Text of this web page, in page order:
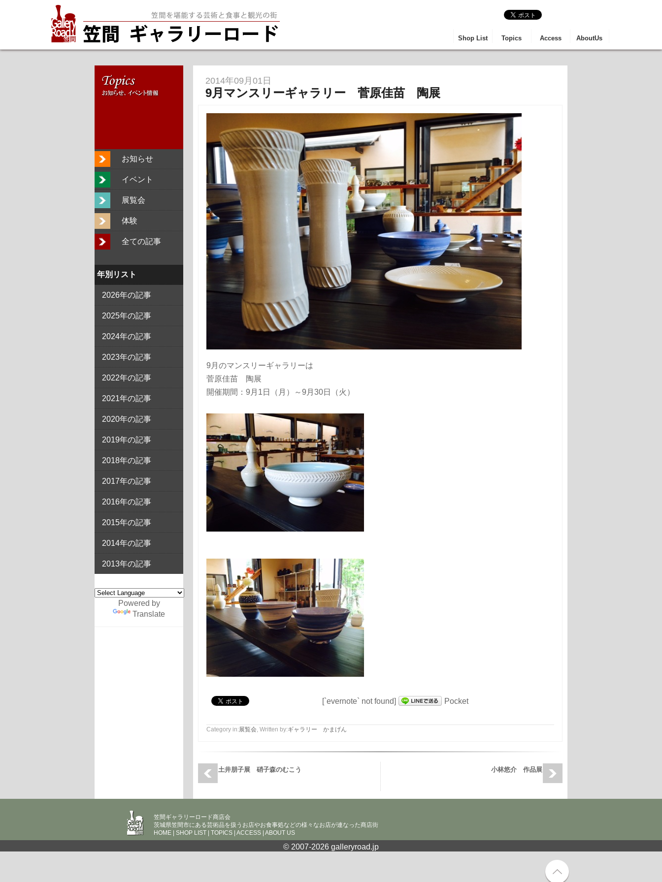
笠間を堪能する芸術と食事と観光
Shop List Topics Access AboutUs
2014年09月01日
9月マンスリーギャラリー 菅原佳苗 陶展
9月のマンスリーギャラリーは
菅原佳苗 陶展
開催期間：9月1日（月）～9月30日（火）
[`evernote` not found] Pocket
Category in:展覧会, Written by:ギャラリー かまげん
土井朋子展 硝子森のむこう 小林悠介 作品展
お知らせ
イベント
展覧会
体験
全ての記事
年別リスト
2026年の記事
2025年の記事
2024年の記事
2023年の記事
2022年の記事
2021年の記事
2020年の記事
2019年の記事
2018年の記事
2017年の記事
2016年の記事
2015年の記事
2014年の記事
2013年の記事
Powered by
Translate
笠間ギャラリーロード商店会
茨城県笠間市にある芸術品を扱うお店やお食事処などの様々なお店が連なった商店街
HOME| SHOP LIST| TOPICS| ACCESS| ABOUT US
© 2007-2026 galleryroad.jp